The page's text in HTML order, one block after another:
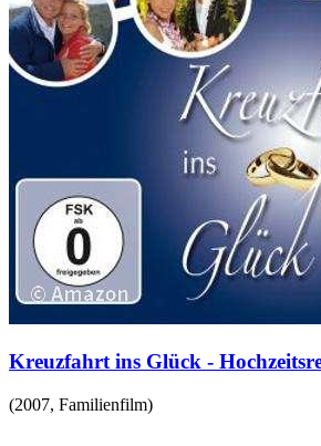
Kreuzfahrt ins Glück -
(2007, Familienfilm)